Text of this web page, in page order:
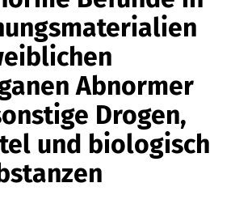
Abnormer
Drogen,
und biologisch